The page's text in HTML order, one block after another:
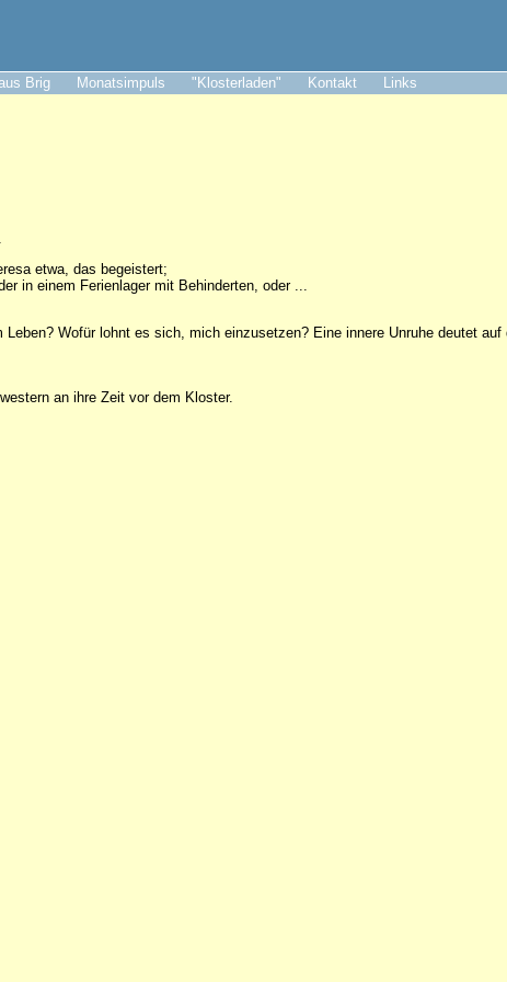
Brig Monatsimpuls "Klosterladen" Kontakt Links
etwa, das begeistert;
in einem Ferienlager mit Behinderten, oder ...
Wofür lohnt es sich, mich einzusetzen? Eine innere Unruhe deutet
an ihre Zeit vor dem Kloster.